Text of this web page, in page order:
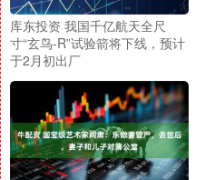
库东投资 我国千亿航天全尺
寸“玄鸟-R”试验箭将下线，预计
于2月初出厂